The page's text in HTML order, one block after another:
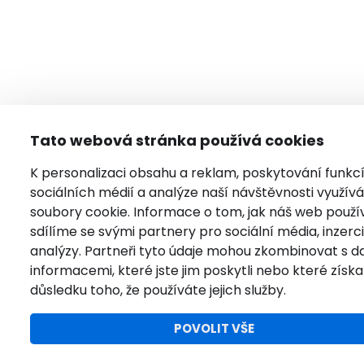
Tato webová stránka používá cookies
K personalizaci obsahu a reklam, poskytování funkcí
sociálních médií a analýze naší návštěvnosti
soubory cookie. Informace o tom, jak náš web
sdílíme se svými partnery pro sociální média,
analýzy. Partneři tyto údaje mohou zkombinovat s
informacemi, které jste jim poskytli nebo které
důsledku toho, že používáte jejich služby.
POVOLIT VŠE